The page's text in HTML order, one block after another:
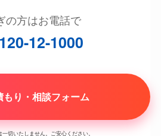
の方はお電話で
12-1000
もり・相談フォーム
切いたしません。ご安心ください。